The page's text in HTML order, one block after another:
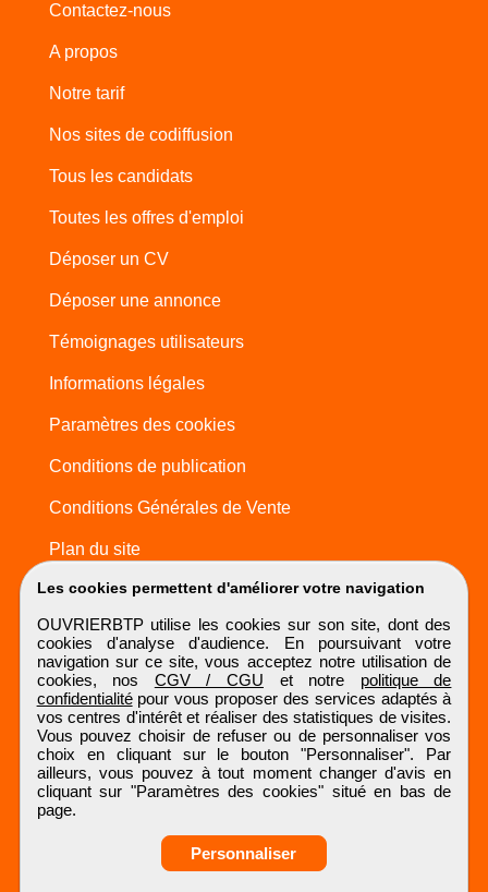
Les cookies permettent d'améliorer votre navigation
OUVRIERBTP utilise les cookies sur son site, dont des
cookies d'analyse d'audience. En poursuivant votre
navigation sur ce site, vous acceptez notre utilisation de
cookies, nos CGV / CGU et notre politique de
confidentialitépour vous proposer des services adaptés à
vos centres d'intérêt et réaliser des statistiques de visites.
Vous pouvez choisir de refuser ou de personnaliser vos
choix en cliquant sur le bouton "Personnaliser". Par
ailleurs, vous pouvez à tout moment changer d'avis en
cliquant sur "Paramètres des cookies" situé en bas de
page.
Personnaliser
Contactez-nous
A propos
Notre tarif
Nos sites de codiffusion
Tous les candidats
Toutes les offres d'emploi
Déposer un CV
Déposer une annonce
Témoignages utilisateurs
Informations légales
Paramètres des cookies
Conditions de publication
Conditions Générales de Vente
Plan du site